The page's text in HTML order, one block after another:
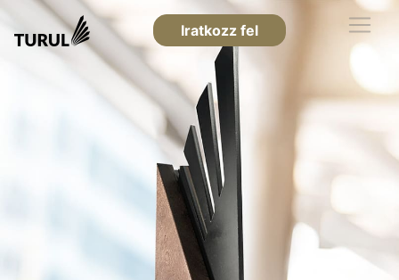
Iratkozz fel